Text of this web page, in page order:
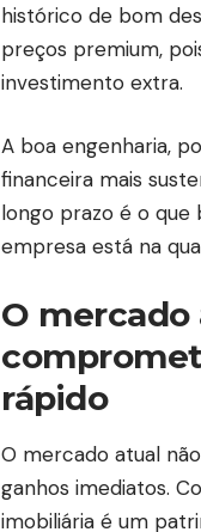
histórico de bom
preços premium,
investimento extra.
A boa engenharia,
financeira mais
longo prazo é o que
empresa está na
O mercado
rápido
O mercado atual
ganhos imediatos.
imobiliária é um